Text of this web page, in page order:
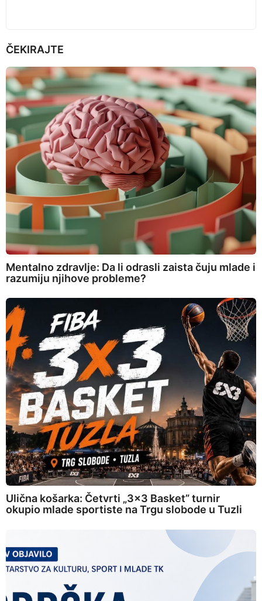
ČEKIRAJTE
Mentalno zdravlje: Da li odrasli zaista čuju mlade i
razumiju njihove probleme?
Ulična košarka: Četvrti „3×3 Basket” turnir
okupio mlade sportiste na Trgu slobode u Tuzli